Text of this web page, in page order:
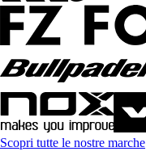
Scopri tutte le nostre marche